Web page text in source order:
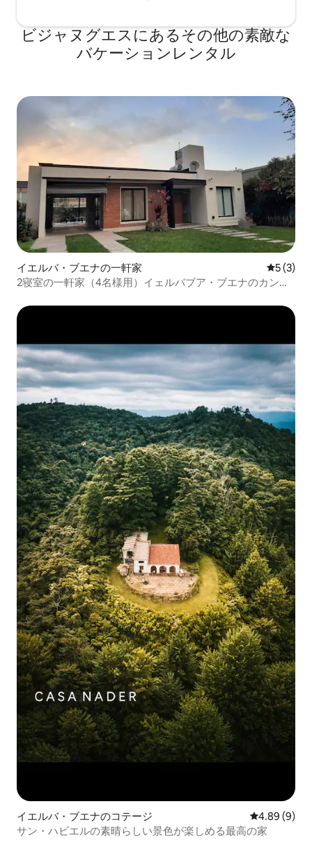
ビジャヌグエスにあるその他の素敵な
バケーションレンタル
イエルバ・ブエナの一軒家 レビュー
5 (3)
2寝室の一軒家（4名様用）イェルバブア・ブエナのカント
イエルバ・ブエナのコテージ レビュー9件
4.89 (9)
サン・ハビエルの素晴らしい景色が楽しめる最高の家